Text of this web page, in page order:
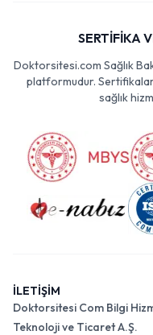
SERTİFİKA
Doktorsitesi.com Sağlık
platformudur.
sağlık
İLETİŞİM
Doktorsitesi Com Bilgi
Teknoloji ve Ticaret A.Ş.